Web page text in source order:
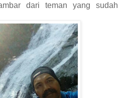
dari teman yang sudah